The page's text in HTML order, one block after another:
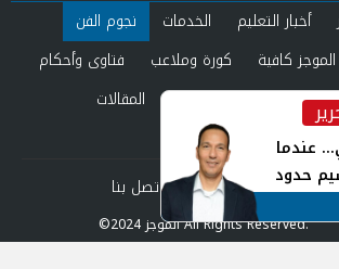
عندما
حدود
أخبار التعليم الخدمات
نجوم الفن
الموجز كافية كورة وملاعب
فتاوى وأحكام
وعالم حوادث ومحاكم
المقالات
سياسة الخصوصية اتصل بنا
©2024 الموجز All Rights Reserved.